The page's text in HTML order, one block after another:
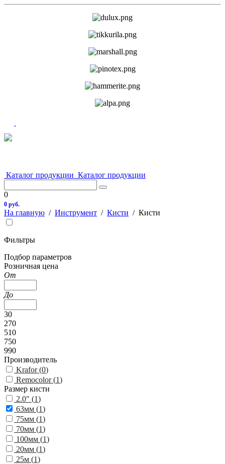
Каталог продукции Каталог продукции
0
0 руб.
На главную / Инструмент / Кисти / Кисти
Фильтры
Подбор параметров
Розничная цена
От
До
30
270
510
750
990
Производитель
Krafor (0)
Remocolor (1)
Размер кисти
2.0" (1)
63мм (1)
75мм (1)
70мм (1)
100мм (1)
20мм (1)
25м (1)